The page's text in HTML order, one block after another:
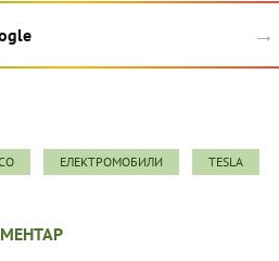
→
ЕЛЕКТРОМОБИЛИ TESLA